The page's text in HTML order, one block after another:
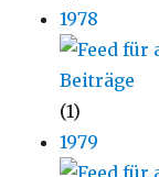
1978
(1)
1979